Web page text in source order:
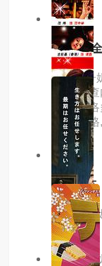
9.0分 hd
食人鱼2
主演：丹
卫·科恩
卢克·比
鲁·古拉
7.0分 hd
双面女友
主演：奉
主演：珍